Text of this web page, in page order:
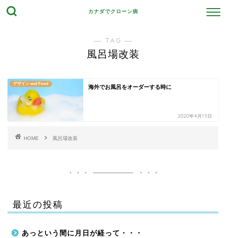
カナダでクローン病
― TAG ―
風呂場改装
デザイン and Food
海外でお風呂をオーダーする時に
2020年4月15日
HOME 風呂場改装
最近の投稿
あっという間に月日が経って・・・